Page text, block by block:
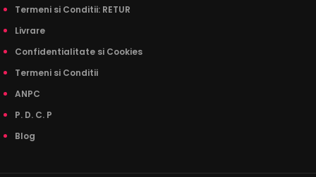
Lenjerie de Pat 1 Persoană Finet Gros – 4 PieseVă prezentăm
Termeni si Conditii: RETUR
Livrare
Confidentialitate si Cookies
Termeni si Conditii
ANPC
P. D. C. P
Blog